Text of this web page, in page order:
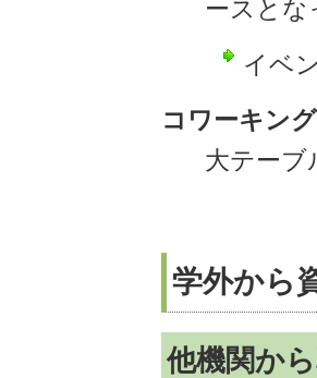
ースと
イベ
コワーキン
大テーブ
学外から
他機関か